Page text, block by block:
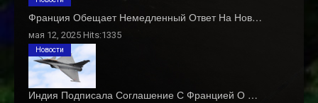
Франция Обещает Немедленный Ответ На Нов…
мая 12, 2025 Hits:1335
Индия Подписала Соглашение С Францией О …
Новости